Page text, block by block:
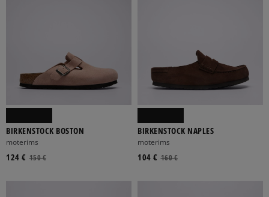
BIRKENSTOCK BOSTON
moterims
150 €
124 €
BIRKENSTOCK NAPLES
moterims
160 €
104 €